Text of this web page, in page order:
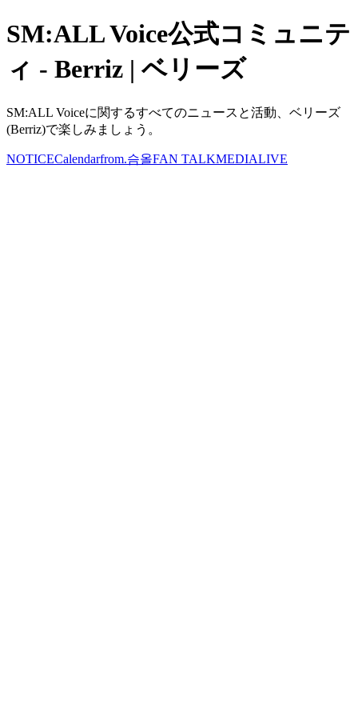
SM:ALL Voice公式コミュニテ
ィ - Berriz | ベリーズ
SM:ALL Voiceに関するすべてのニュースと活動、ベリーズ
(Berriz)で楽しみましょう。
NOTICECalendarfrom.슴올FAN TALKMEDIALIVE